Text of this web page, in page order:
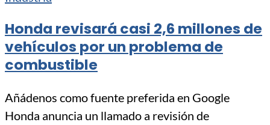
Honda revisará casi 2,6 millones de
vehículos por un problema de
combustible
Añádenos como fuente preferida en Google
Honda anuncia un llamado a revisión de